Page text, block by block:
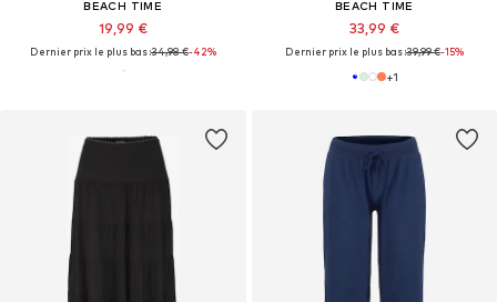
BEACH TIME
19,99 €
Dernier prix le plus bas :34,98 €-42%
BEACH TIME
33,99 €
Dernier prix le plus bas :39,99 €-15%
+1